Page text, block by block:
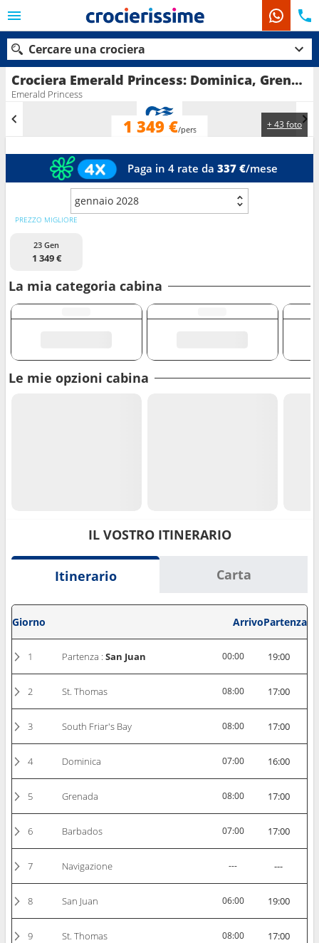
Crociera Emerald Princess: Dominica, Grenada, Barbados, Portorico, Saint Thomas, Saint Martin, Antigua e Barbuda, Santa Lucia in partenza da San Juan
Emerald Princess
+ 43 foto
1 349 €/pers
Paga in 4 rate da 337 €/mese
gennaio 2028
PREZZO MIGLIORE
23 Gen
1 349 €
La mia categoria cabina
Le mie opzioni cabina
IL VOSTRO ITINERARIO
Itinerario Carta
Giorno ArrivoPartenza
1 Partenza :San Juan 00:00 19:00
2 St. Thomas 08:00 17:00
3 South Friar's Bay 08:00 17:00
4 Dominica 07:00 16:00
5 Grenada 08:00 17:00
6 Barbados 07:00 17:00
7 Navigazione --- ---
8 San Juan 06:00 19:00
9 St. Thomas 08:00 17:00
Cercare una crociera
Le nostre destinazioni
Mesi di partenza
Compagnie